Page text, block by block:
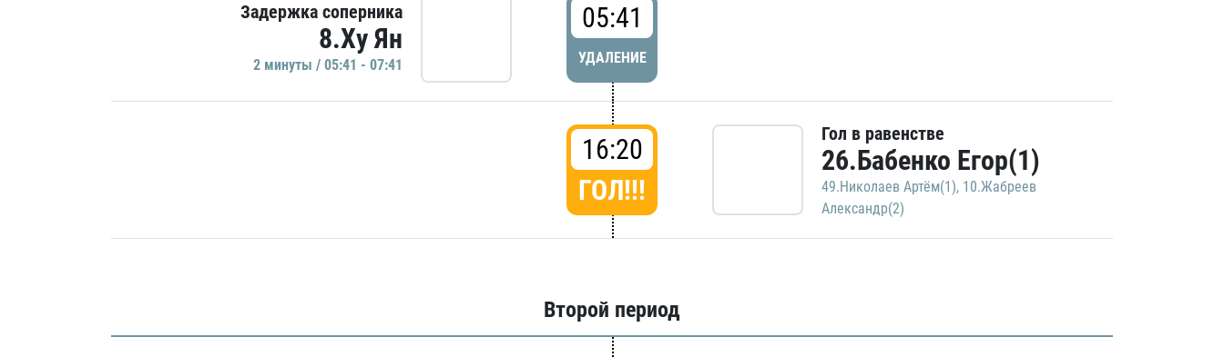
Задержка соперника
8.Ху Ян
2 минуты / 05:41 - 07:41
05:41
УДАЛЕНИЕ
16:20
ГОЛ!!!
Гол в равенстве
26.Бабенко Егор(1)
49.Николаев Артём(1), 10.Жабреев
Александр(2)
Второй период